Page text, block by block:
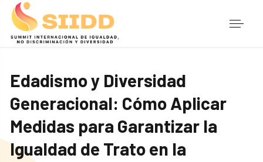
Edadismo y Diversidad
Generacional: Cómo Aplicar
Medidas para Garantizar la
Igualdad de Trato en la